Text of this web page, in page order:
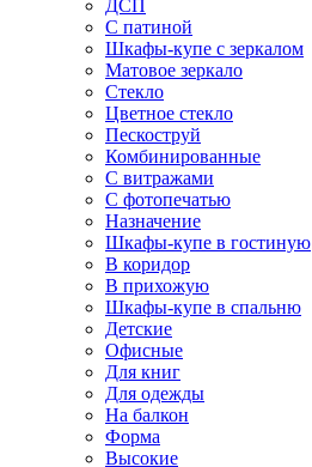
ДСП
С патиной
Шкафы-купе с зеркалом
Матовое зеркало
Стекло
Цветное стекло
Пескоструй
Комбинированные
С витражами
С фотопечатью
Назначение
Шкафы-купе в гостиную
В коридор
В прихожую
Шкафы-купе в спальню
Детские
Офисные
Для книг
Для одежды
На балкон
Форма
Высокие